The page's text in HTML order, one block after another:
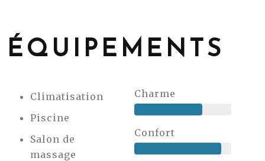
ÉQUIPEMENTS
Climatisation
Piscine
Salon de
massage
Charme
Confort